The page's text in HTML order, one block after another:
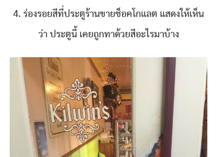
4. ร่องรอยสีที่ประตูร้านขายช็อคโกแลต แสดงให้เห็น
ว่า ประตูนี้ เคยถูกทาด้วยสีอะไรมาบ้าง